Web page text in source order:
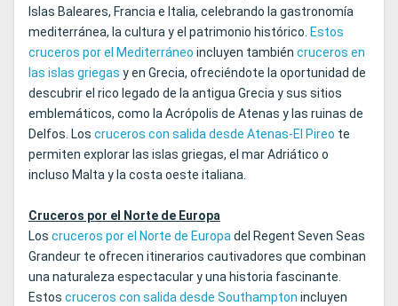
Islas Baleares, Francia e Italia, celebrando la gastronomía
mediterránea, la cultura y el patrimonio histórico. Estos
cruceros por el Mediterráneo incluyen también cruceros en
las islas griegas y en Grecia, ofreciéndote la oportunidad de
descubrir el rico legado de la antigua Grecia y sus sitios
emblemáticos, como la Acrópolis de Atenas y las ruinas de
Delfos. Los cruceros con salida desde Atenas‑El Pireo te
permiten explorar las islas griegas, el mar Adriático o
incluso Malta y la costa oeste italiana.
Cruceros por el Norte de Europa
Los cruceros por el Norte de Europadel Regent Seven Seas
Grandeur te ofrecen itinerarios cautivadores que combinan
una naturaleza espectacular y una historia fascinante.
Estos cruceros con salida desde Southampton incluyen